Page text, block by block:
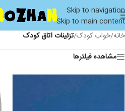
Skip to navigation
Skip to main content
خانه/خواب کودک/تزئینات اتاق کودک
مشاهده فیلترها